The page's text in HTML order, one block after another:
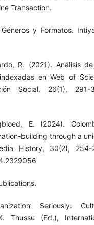
Transaction.
y Formatos.
R. (2021). Análisis
en Web of
Social, 26(1), 291-
E. (2024).
building through a
History, 30(2), 254-
Seriously:
Thussu (Ed.),